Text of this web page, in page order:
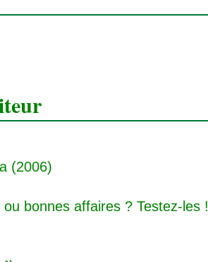
(2006)
bonnes affaires ? Testez-les !